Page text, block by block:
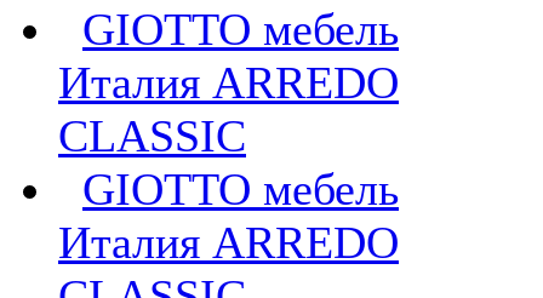
GIOTTO мебель
Италия ARREDO
CLASSIC
GIOTTO мебель
Италия ARREDO